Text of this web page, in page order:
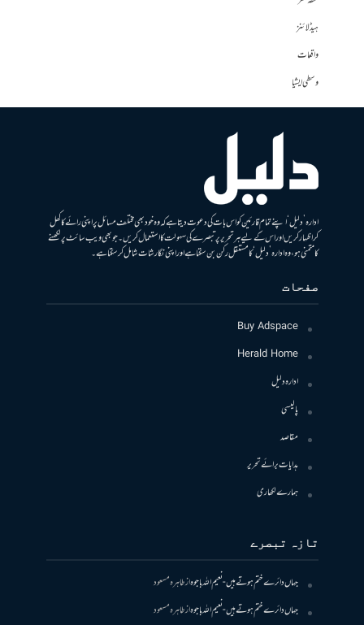
ہیڈلائنز
واقعات
وسطی ایشیا
ادارہ ’دلیل‘ اپنے تمام قارئین کو اس بات کی دعوت دیتا ہے کہ وہ خود بھی مختلف مسائل پر اپنی رائے کا کھل
کر اظہار کریں اور اس کے لیے ہر تحریر پر تبصرے کی سہولت کا استعمال کریں۔ جو بھی ویب سائٹ پر لکھنے
کا متمنی ہو، وہ ادارہ ’دلیل‘ کا مستقل رکن بن سکتا ہے اور اپنی نگارشات شامل کرسکتا ہے۔
صفحات
Buy Adspace
Herald Home
ادارہ دلیل
پالیسی
مقاصد
ہدایات برائے تحریر
ہمارے لکھاری
تازہ تبصرے
جہاں دائرے ختم ہوتے ہیں- نعیم اللہ باجوہازطاہرہ مسعود
جہاں دائرے ختم ہوتے ہیں- نعیم اللہ باجوہازطاہرہ مسعود